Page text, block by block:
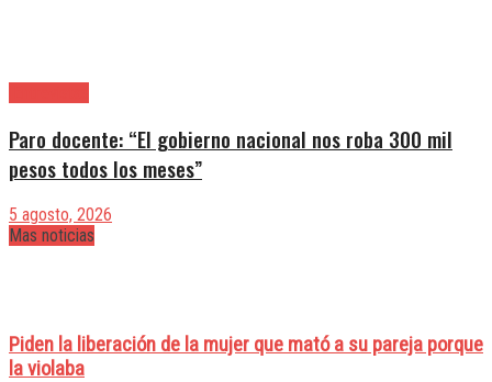
Paro docente: “El gobierno nacional nos roba 300 mil
pesos todos los meses”
5 agosto, 2026
Mas noticias
Piden la liberación de la mujer que mató a su pareja porque
la violaba